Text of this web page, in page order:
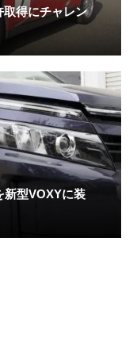
取得にチャレン
新型VOXYに装